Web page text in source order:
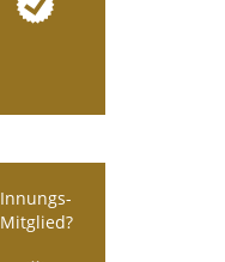
Innungs-
Mitglied?